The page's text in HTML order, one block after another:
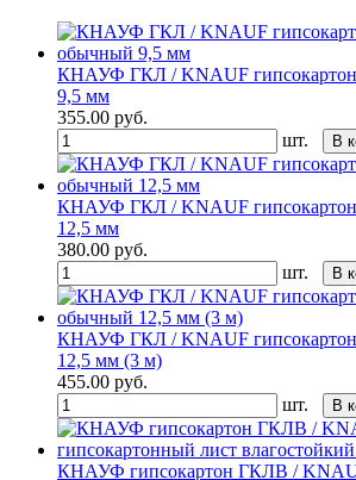
КНАУФ ГКЛ / KNAUF
9,5 мм
355.00 руб.
шт.
В
КНАУФ ГКЛ / KNAUF
12,5 мм
380.00 руб.
шт.
В
КНАУФ ГКЛ / KNAUF
12,5 мм (3 м)
455.00 руб.
шт.
В
КНАУФ гипсокартон ГКЛВ /